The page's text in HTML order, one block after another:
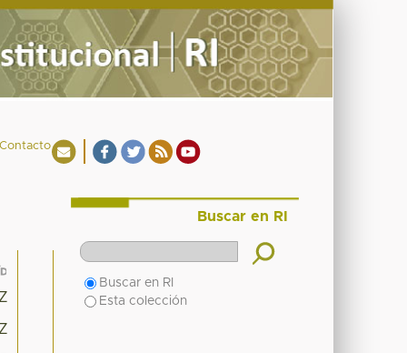
Buscar en RI
Buscar en RI
Esta colección